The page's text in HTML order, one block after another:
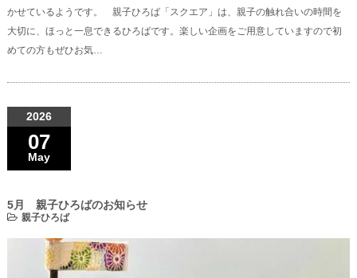
かせているようです。 親子ひろば「スクエア」は、親子の触れ合いの時間を
大切に、ほっと一息できるひろばです。楽しい企画をご用意していますので初
めての方もぜひお気…
2026
07
May
5月 親子ひろばのお知らせ
親子ひろば